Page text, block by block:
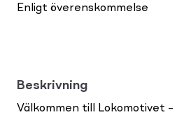
Enligt överenskommelse
Beskrivning
Välkommen till Lokomotivet